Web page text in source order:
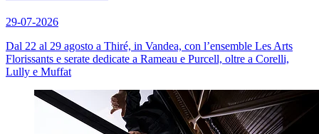
29-07-2026
Dal 22 al 29 agosto a Thiré, in Vandea, con l’ensemble Les Arts
Florissants e serate dedicate a Rameau e Purcell, oltre a Corelli,
Lully e Muffat